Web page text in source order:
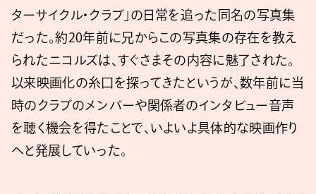
ターサイクル・クラブ」の日常を追った同名の写真集
だった。約20年前に兄からこの写真集の存在を教え
られたニコルズは、すぐさまその内容に魅了された。
以来映画化の糸口を探ってきたというが、数年前に当
時のクラブのメンバーや関係者のインタビュー音声
を聴く機会を得たことで、いよいよ具体的な映画作り
へと発展していった。